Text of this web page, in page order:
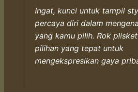
Ingat, kunci untuk tampil
percaya diri dalam
yang kamu pilih. Rok
pilihan yang tepat untuk
mengekspresikan gaya